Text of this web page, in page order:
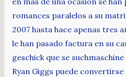
romances paralelos a su
2007 hasta hace apenas tres
le han pasado factura en su
geschick que se
Ryan Giggs puede